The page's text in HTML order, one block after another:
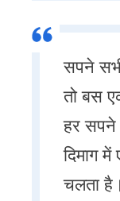
सपने
तो बस
हर सपने
दिमाग
चलता है।